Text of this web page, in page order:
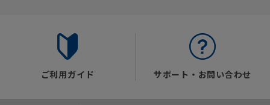
ご利用ガイド サポート・お問い合わせ